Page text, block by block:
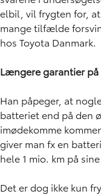
elbil, vil frygten for,
mange tilfælde
hos Toyota Danmark.
Længere garantier
Han påpeger, at
batteriet end på den
imødekomme
giver man fx en
hele 1 mio. km på
Det er dog ikke kun